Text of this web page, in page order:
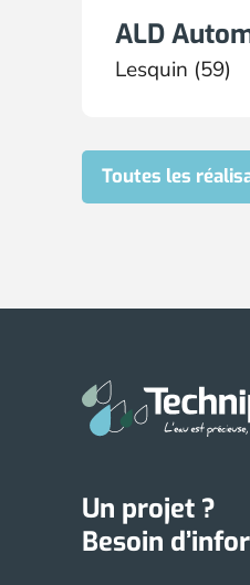
ALD
Lesquin (59)
Toutes les
Un projet ?
Besoin